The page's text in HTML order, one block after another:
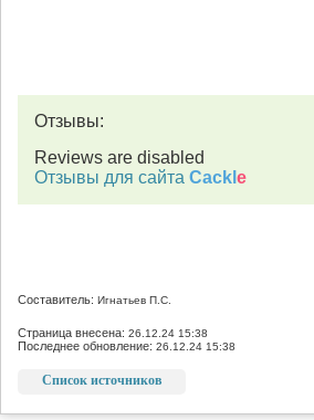
Отзывы:
Reviews are disabled
Отзывы для сайта Cackl e
Составитель: Игнатьев П.С.
Страница внесена: 26.12.24 15:38
Последнее обновление: 26.12.24 15:38
Список источников